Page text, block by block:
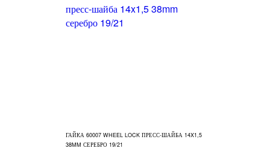
ГАЙКА 60007 WHEEL LOCK ПРЕСС-ШАЙБА 14X1,5
38MM СЕРЕБРО 19/21